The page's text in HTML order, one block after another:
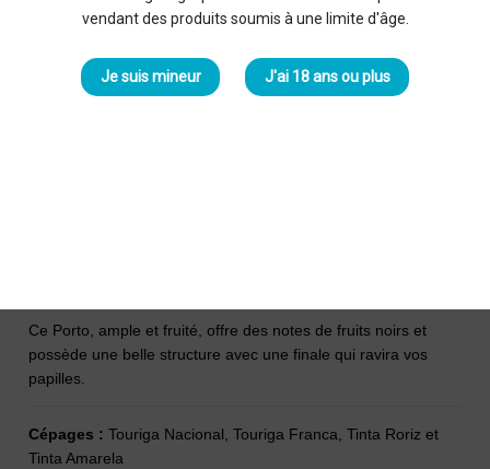
vendant des produits soumis à une limite d'âge.
Je suis mineur J'ai 18 ans ou plus
Ce Porto, ample et fruité, offre des notes de fruits noirs et
possède une belle structure avec une finale qui ravira vos
papilles.
Cépages : Touriga Nacional, Touriga Franca, Tinta Roriz et
Tinta Amarela